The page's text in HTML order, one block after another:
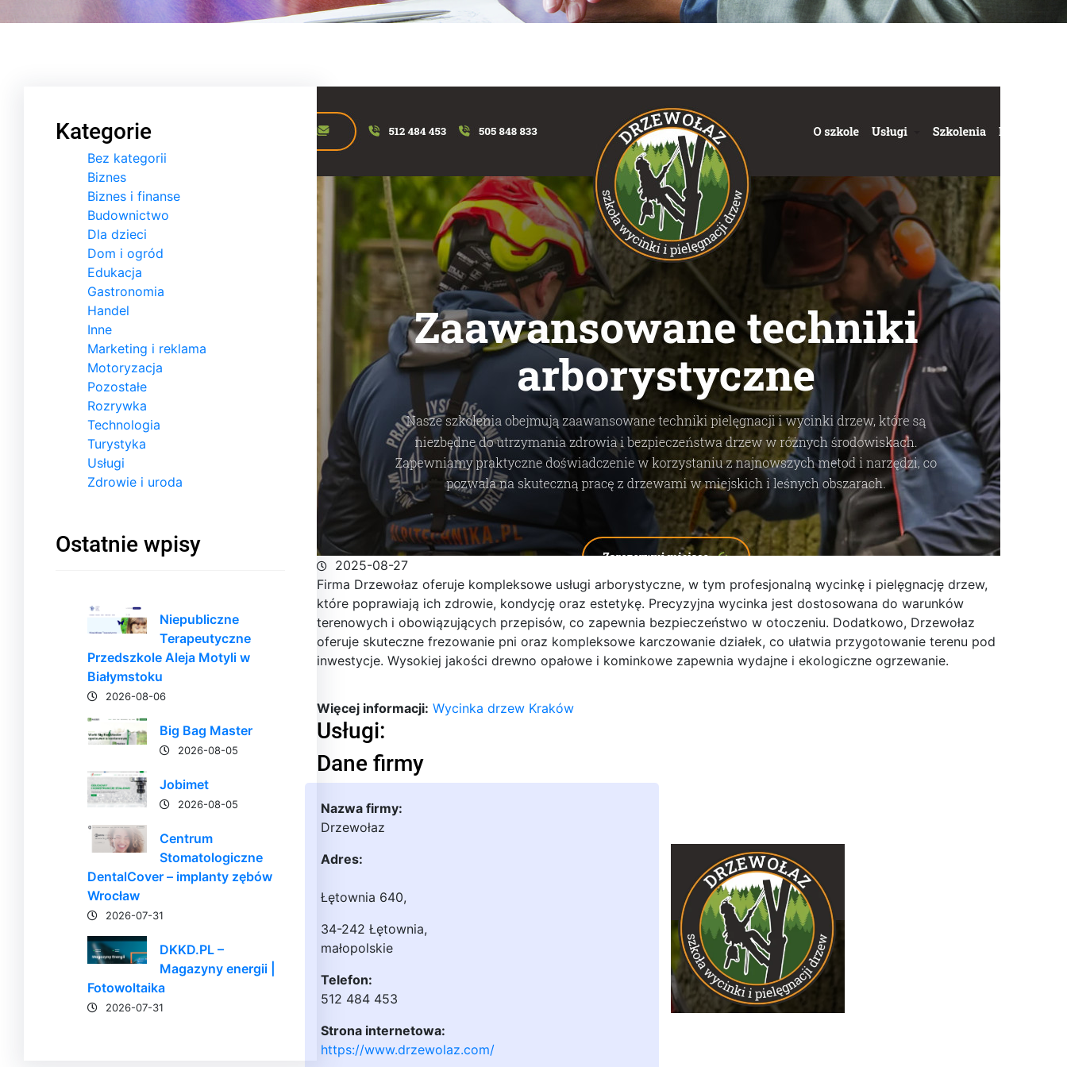
Kategorie
Bez kategorii
Biznes
Biznes i finanse
Budownictwo
Dla dzieci
Dom i ogród
Edukacja
Gastronomia
Handel
Inne
Marketing i reklama
Motoryzacja
Pozostałe
Rozrywka
Technologia
Turystyka
Usługi
Zdrowie i uroda
Ostatnie wpisy
Niepubliczne
Terapeutyczne
Przedszkole Aleja Motyli w
Białymstoku
2026-08-06
Big Bag Master
2026-08-05
Jobimet
2026-08-05
Centrum
Stomatologiczne
DentalCover – implanty zębów
Wrocław
2026-07-31
DKKD.PL –
Magazyny energii |
Fotowoltaika
2026-07-31
2025-08-27
Firma Drzewołaz oferuje kompleksowe usługi arborystyczne, w tym profesjonalną wycinkę i pielęgnację drzew,
które poprawiają ich zdrowie, kondycję oraz estetykę. Precyzyjna wycinka jest dostosowana do warunków
terenowych i obowiązujących przepisów, co zapewnia bezpieczeństwo w otoczeniu. Dodatkowo, Drzewołaz
oferuje skuteczne frezowanie pni oraz kompleksowe karczowanie działek, co ułatwia przygotowanie terenu pod
inwestycje. Wysokiej jakości drewno opałowe i kominkowe zapewnia wydajne i ekologiczne ogrzewanie.
Więcej informacji: Wycinka drzew Kraków
Usługi:
Dane firmy
Nazwa firmy:
Drzewołaz
Adres:
Łętownia 640,
34-242 Łętownia,
małopolskie
Telefon:
512 484 453
Strona internetowa:
https://www.drzewolaz.com/